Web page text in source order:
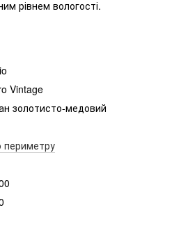
рівнем вологості.
Vintage
золотисто-медовий
периметру